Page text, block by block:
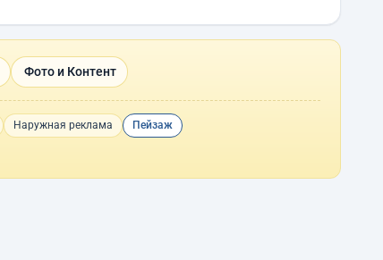
Фото и Контент
Наружная реклама
Пейзаж